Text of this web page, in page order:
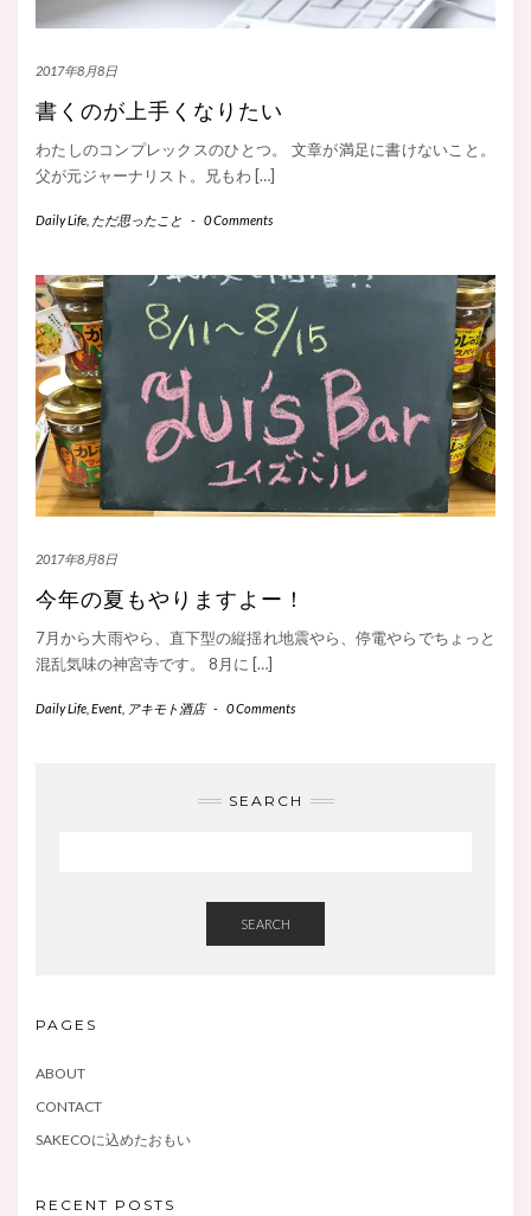
2017年8月8日
書くのが上手くなりたい
わたしのコンプレックスのひとつ。 文章が満足に書けないこと。
父が元ジャーナリスト。兄もわ […]
Daily Life ただ思ったこと - 0 Comments
2017年8月8日
今年の夏もやりますよー！
7月から大雨やら、直下型の縦揺れ地震やら、停電やらでちょっと
混乱気味の神宮寺です。 8月に […]
Daily Life Event アキモト酒店 - 0 Comments
SEARCH
SEARCH
PAGES
ABOUT
CONTACT
SAKECOに込めたおもい
RECENT POSTS